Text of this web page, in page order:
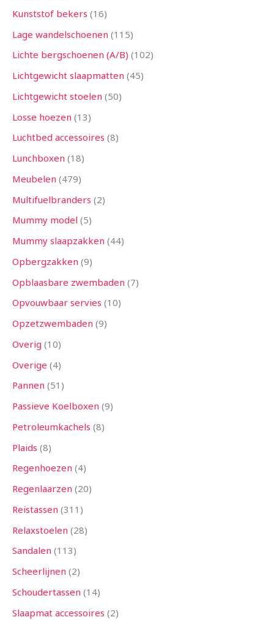
Kunststof bekers 16
Lage wandelschoenen 115
Lichte bergschoenen (A/B) 102
Lichtgewicht slaapmatten 45
Lichtgewicht stoelen 50
Losse hoezen 13
Luchtbed accessoires 8
Lunchboxen 18
Meubelen 479
Multifuelbranders 2
Mummy model 5
Mummy slaapzakken 44
Opbergzakken 9
Opblaasbare zwembaden 7
Opvouwbaar servies 10
Opzetzwembaden 9
Overig 10
Overige 4
Pannen 51
Passieve Koelboxen 9
Petroleumkachels 8
Plaids 8
Regenhoezen 4
Regenlaarzen 20
Reistassen 311
Relaxstoelen 28
Sandalen 113
Scheerlijnen 2
Schoudertassen 14
Slaapmat accessoires 2